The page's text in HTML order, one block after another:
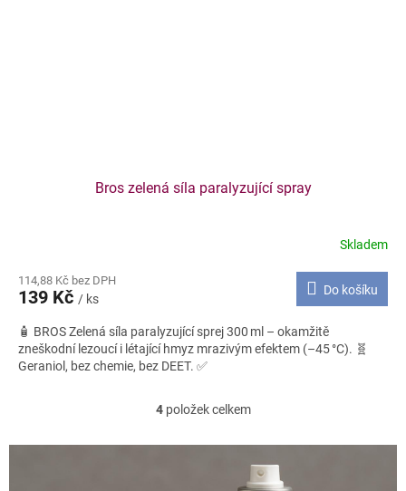
Bros zelená síla paralyzující spray
Skladem
114,88 Kč bez DPH
139 Kč / ks
Do košíku
🧴 BROS Zelená síla paralyzující sprej 300 ml – okamžitě
zneškodní lezoucí i létající hmyz mrazivým efektem (–45 °C). 🧬
Geraniol, bez chemie, bez DEET. ✅
O
4položek celkem